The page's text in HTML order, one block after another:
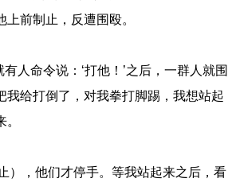
前制止，反遭围殴。
人命令说：‘打他！’之后，一群人就围
给打倒了，对我拳打脚踢，我想站起
），他们才停手。等我站起来之后，看